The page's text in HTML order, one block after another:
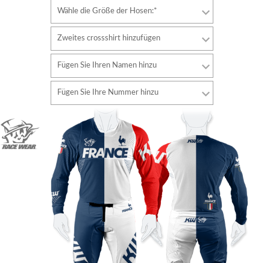
Wähle die Größe der Hosen:*
Zweites crossshirt hinzufügen
Fügen Sie Ihren Namen hinzu
Konturfarbe
Keine kontur
HINZUFÜGEN
Fügen Sie Ihre Nummer hinzu
Schriftfarbe
Konturfarbe
Keine kontur